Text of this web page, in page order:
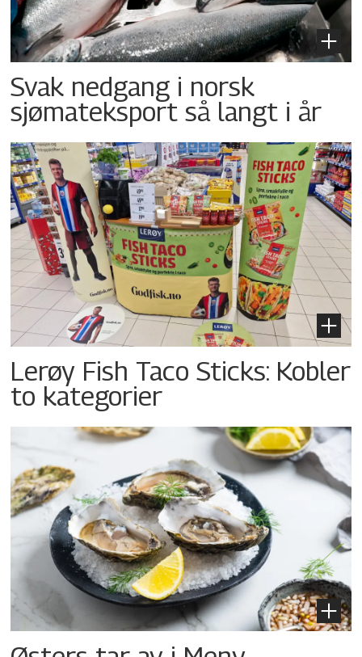
Svak nedgang i norsk
sjømateksport så langt i år
Lerøy Fish Taco Sticks: Kobler
to kategorier